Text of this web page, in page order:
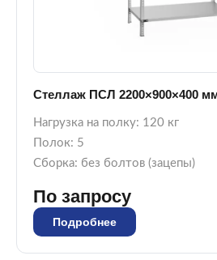
Стеллаж ПСЛ 2200×900×400
Нагрузка на полку: 120 кг
Полок: 5
Сборка: без болтов (зацепы)
По запросу
Подробнее